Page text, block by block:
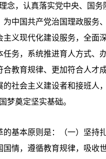
念，认真落实党中央、国务
中国共产党治国理政服务
义现代化建设服务，全面
务，系统推进育人方式、
教育规律、更加符合人才
社会主义建设者和接班人
梦奠定坚实基础。
基本原则是：（一）坚持
情，遵循教育规律，吸收